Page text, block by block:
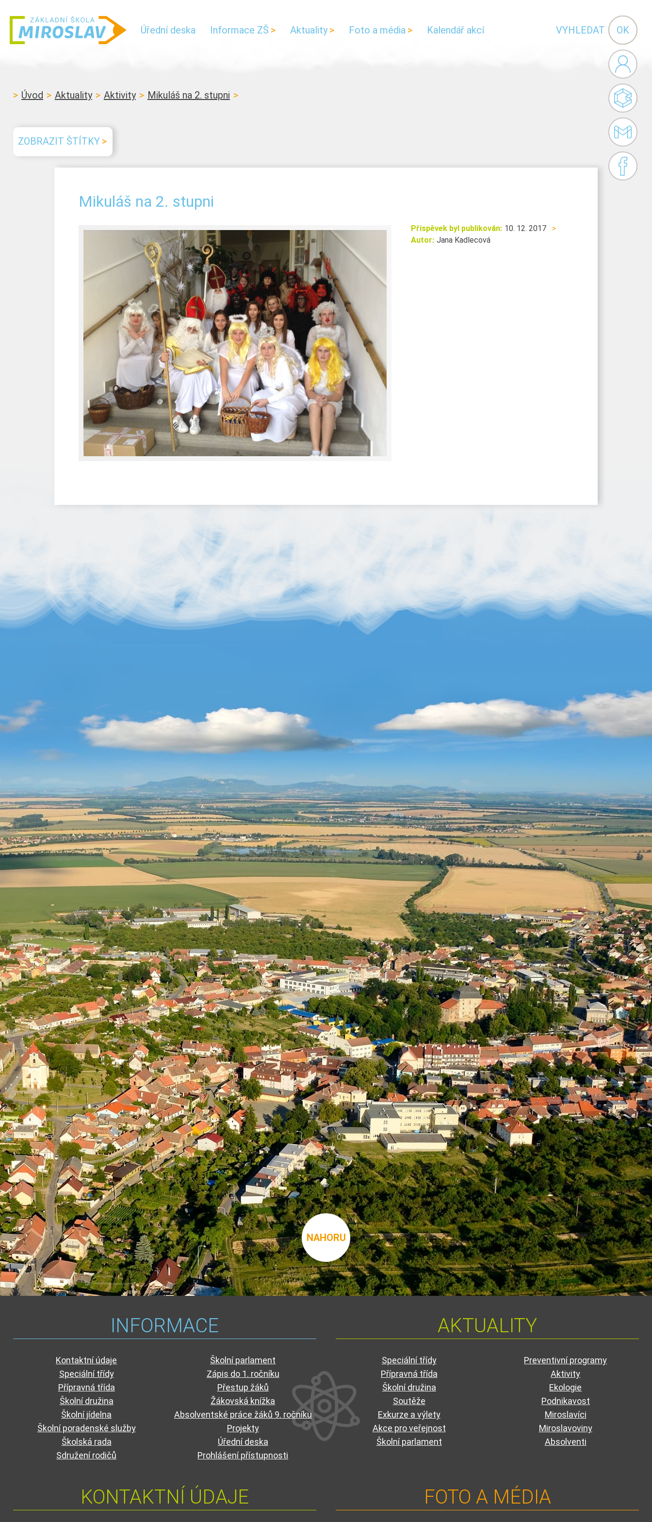
SKIP TO
CONTENT
Úřední deska Informace ZŠ Aktuality Foto a média Kalendář akcí VYHLEDAT
Vyhledávání
Bakaláři
Gmail
Facebook
Úvod Aktuality Aktivity Mikuláš na 2. stupni
ZOBRAZIT ŠTÍTKY
Mikuláš na 2. stupni
Příspěvek byl publikován: 10. 12. 2017
>
Autor: Jana Kadlecová
NAHORU
INFORMACE
Kontaktní údaje
Speciální třídy
Přípravná třída
Školní družina
Školní jídelna
Školní poradenské služby
Školská rada
Sdružení rodičů
Školní parlament
Zápis do 1. ročníku
Přestup žáků
Žákovská knížka
Absolventské práce žáků 9. ročníku
Projekty
Úřední deska
Prohlášení přístupnosti
AKTUALITY
Speciální třídy
Přípravná třída
Školní družina
Soutěže
Exkurze a výlety
Akce pro veřejnost
Školní parlament
Preventivní programy
Aktivity
Ekologie
Podnikavost
Miroslavíci
Miroslavoviny
Absolventi
KONTAKTNÍ ÚDAJE FOTO A MÉDIA